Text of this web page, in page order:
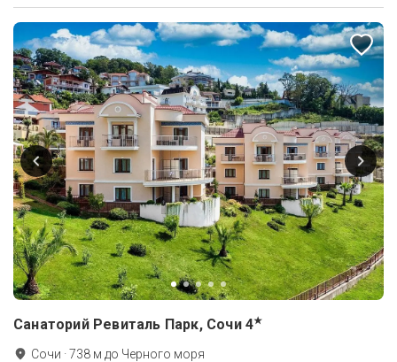
Санаторий Ревиталь Парк, Сочи 4★
Сочи ·738 м до Черного моря